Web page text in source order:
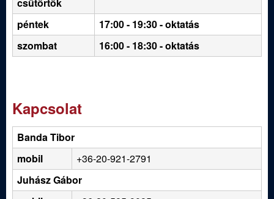
péntek
17:00 - 19:30 - oktatás
szombat
16:00 - 18:30 - oktatás
Kapcsolat
Banda Tibor
mobil
+36-20-921-2791
Juhász Gábor